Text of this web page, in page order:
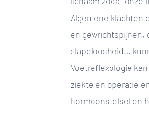
Algemene klachten
en gewrichtspijnen,
slapeloosheid…
Voetreflexologie
ziekte en operatie
hormoonstelsel en